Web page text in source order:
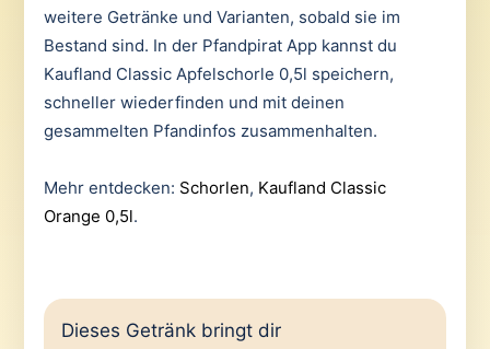
weitere Getränke und Varianten, sobald sie im
Bestand sind. In der Pfandpirat App kannst du
Kaufland Classic Apfelschorle 0,5l speichern,
schneller wiederfinden und mit deinen
gesammelten Pfandinfos zusammenhalten.
Mehr entdecken: Schorlen, Kaufland Classic
Orange 0,5l.
Dieses Getränk bringt dir